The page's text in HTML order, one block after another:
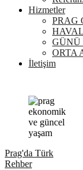
Hizmetler
PRAG
ORTA
İletişim
Prag'da Türk
Rehber